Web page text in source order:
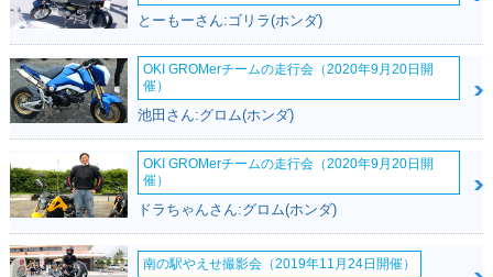
とーもーさん:ゴリラ(ホンダ)
OKI GROMerチームの走行会（2020年9月20日開
催）
池田さん:グロム(ホンダ)
OKI GROMerチームの走行会（2020年9月20日開
催）
ドラちゃんさん:グロム(ホンダ)
南の駅やえせ撮影会（2019年11月24日開催）